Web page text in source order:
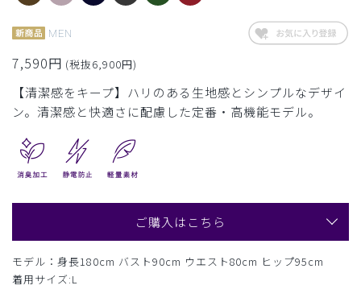
MEN
7,590円 (税抜6,900円)
【清潔感をキープ】ハリのある生地感とシンプルなデザイ
ン。清潔感と快適さに配慮した定番・高機能モデル。
ご購入はこちら
モデル：身長180cm バスト90cm ウエスト80cm ヒップ95cm
着用サイズ:L